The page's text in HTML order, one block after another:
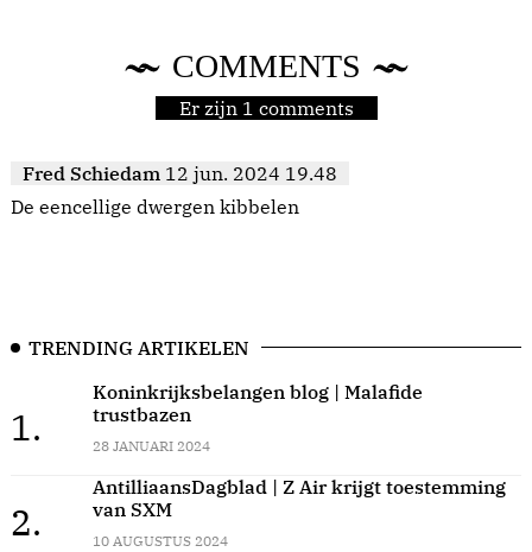
COMMENTS
Er zijn 1 comments
Fred Schiedam 12 jun. 2024 19.48
De eencellige dwergen kibbelen
TRENDING ARTIKELEN
1.
Koninkrijksbelangen blog | Malafide
trustbazen
28 JANUARI 2024
2.
AntilliaansDagblad | Z Air krijgt toestemming
van SXM
10 AUGUSTUS 2024